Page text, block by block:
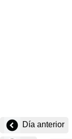
Día anterior